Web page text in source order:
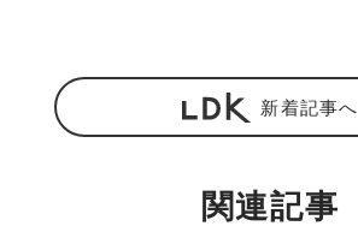
新着記事へ
関連記事